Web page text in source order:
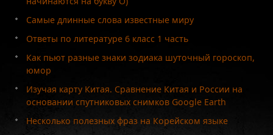
Самые длинные слова известные миру
Ответы по литературе 6 класс 1 часть
Как пьют разные знаки зодиака шуточный гороскоп,
юмор
Изучая карту Китая. Сравнение Китая и России на
основании спутниковых снимков Google Earth
Несколько полезных фраз на Корейском языке